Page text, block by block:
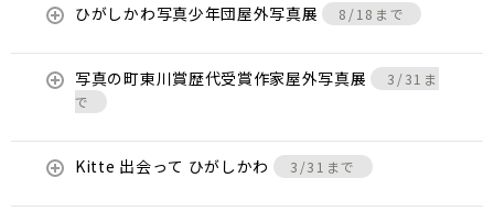
ひがしかわ写真少年団屋外写真展 8/18まで
写真の町東川賞歴代受賞作家屋外写真展
3/31ま
で
Kitte 出会って ひがしかわ 3/31まで